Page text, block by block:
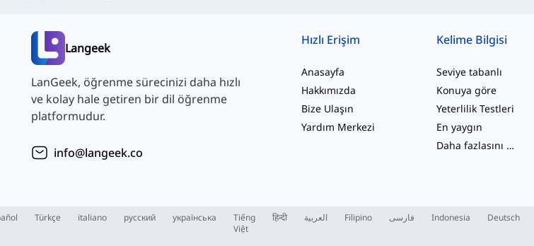
Langeek
LanGeek, öğrenme sürecinizi daha hızlı
ve kolay hale getiren bir dil öğrenme
platformudur.
info@langeek.co
Hızlı Erişim
Anasayfa
Hakkımızda
Bize Ulaşın
Yardım Merkezi
Kelime Bilgisi
Seviye tabanlı
Konuya göre
Yeterlilik Testleri
En yaygın
Daha fazlasını gör
Türkçe italiano русский українська
Tiếng
Việt
हिन्दी العربية Filipino فارسی Indonesia Deutsch